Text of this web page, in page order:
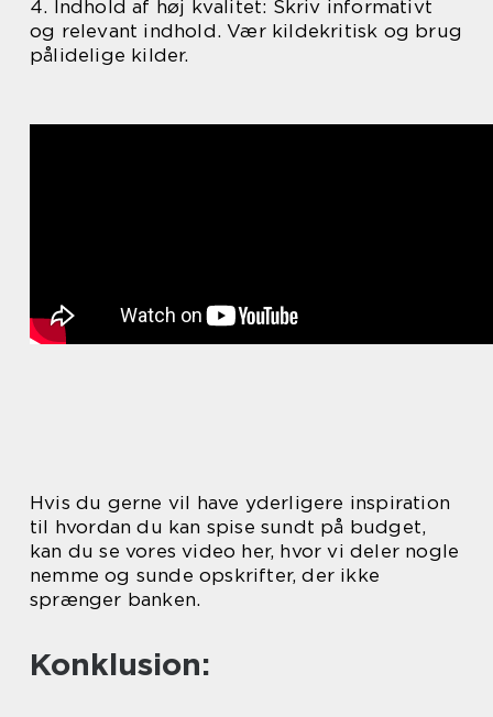
4. Indhold af høj kvalitet: Skriv informativt
og relevant indhold. Vær kildekritisk og brug
pålidelige kilder.
Hvis du gerne vil have yderligere inspiration
til hvordan du kan spise sundt på budget,
kan du se vores video her, hvor vi deler nogle
nemme og sunde opskrifter, der ikke
sprænger banken.
Konklusion: